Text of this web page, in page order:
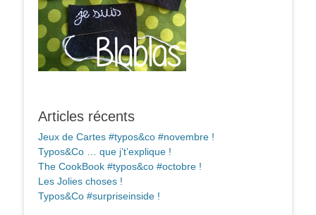
Articles récents
Jeux de Cartes #typos&co #novembre !
Typos&Co … que j’t’explique !
The CookBook #typos&co #octobre !
Les Jolies choses !
Typos&Co #surpriseinside !